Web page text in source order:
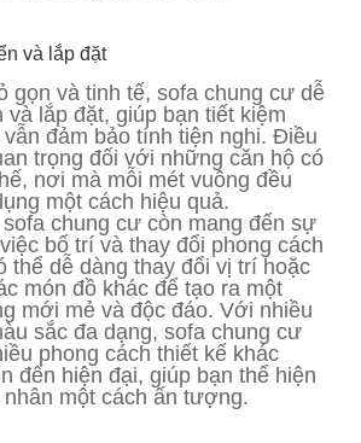
và lắp đặt
gọn và tinh tế, sofa chung cư dễ
và lắp đặt, giúp bạn tiết kiệm
vẫn đảm bảo tính tiện nghi. Điều
trọng đối với những căn hộ có
nơi mà mỗi mét vuông đều
một cách hiệu quả.
chung cư còn mang đến sự
bố trí và thay đổi phong cách
thể dễ dàng thay đổi vị trí hoặc
món đồ khác để tạo ra một
mới mẻ và độc đáo. Với nhiều
sắc đa dạng, sofa chung cư
phong cách thiết kế khác
đến hiện đại, giúp bạn thể hiện
một cách ấn tượng.